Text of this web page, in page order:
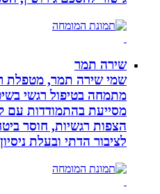
שירה תמר
שמי שירה תמר, מטפלת
מסייעת בהתמודדות עם קשיים
הצפות רגשיות, חוסר ביטחון,
לציבור הדתי ובעלת ניסיון